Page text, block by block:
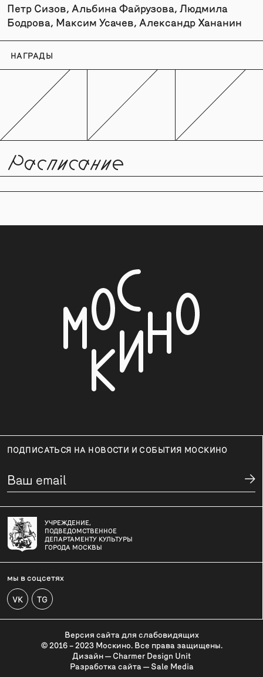
Петр Сизов, Альбина Файрузова, Людмила
Бодрова, Максим Усачев, Александр Хананин
НАГРАДЫ
Расписание
ПОДПИСАТЬСЯ НА НОВОСТИ И СОБЫТИЯ МОСКИНО
УЧРЕЖДЕНИЕ,
ПОДВЕДОМСТВЕННОЕ
ДЕПАРТАМЕНТУ КУЛЬТУРЫ
ГОРОДА МОСКВЫ
мы в соцсетях
VK TG
Версия сайта для слабовидящих
© 2016 – 2023 Москино. Все права защищены.
Дизайн — Charmer Design Unit
Разработка сайта — Sale Media